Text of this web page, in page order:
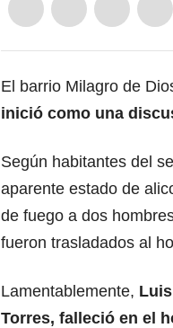
El barrio Milagro de
inició como una
Según habitantes del
aparente estado de
de fuego a dos
fueron trasladados al
Lamentablemente,
Torres, falleció en el